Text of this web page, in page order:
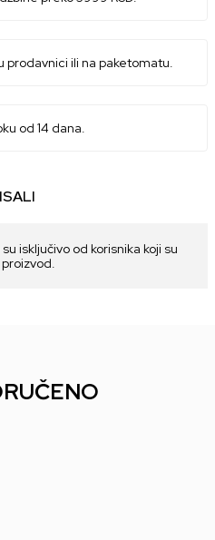
prodavnici ili na paketomatu.
od 14 dana.
isključivo od korisnika koji su
proizvod.